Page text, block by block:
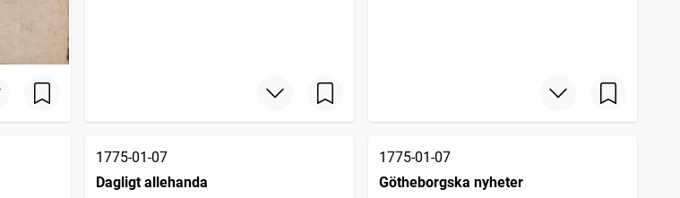
1775-01-07
Dagligt allehanda
1775-01-07
Götheborgska nyheter